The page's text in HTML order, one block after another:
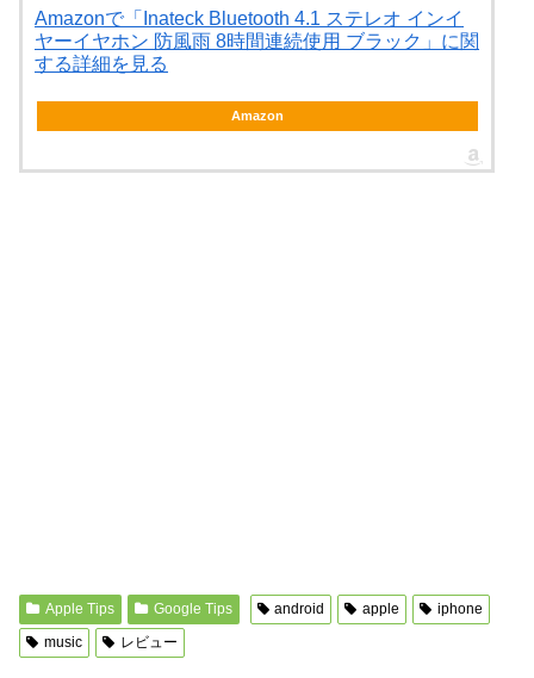
Amazonで「Inateck Bluetooth 4.1 ステレオ インイ
ヤーイヤホン 防風雨 8時間連続使用 ブラック」に関
する詳細を見る
Amazon
Apple Tips Google Tips android apple
iphone
music
レビュー